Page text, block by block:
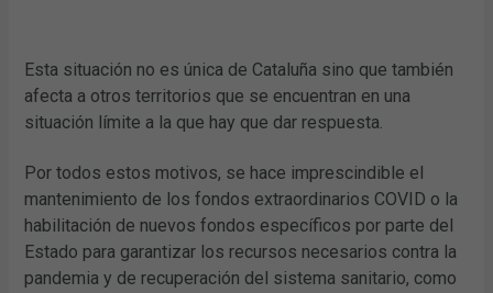
Esta situación no es única de Cataluña sino que también
afecta a otros territorios que se encuentran en una
situación límite a la que hay que dar respuesta.
Por todos estos motivos, se hace imprescindible el
mantenimiento de los fondos extraordinarios COVID o la
habilitación de nuevos fondos específicos por parte del
Estado para garantizar los recursos necesarios contra la
pandemia y de recuperación del sistema sanitario, como